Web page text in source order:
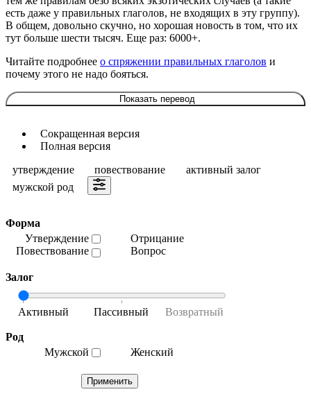
есть даже у правильных глаголов, не входящих в эту группу).
В общем, довольно скучно, но хорошая новость в том, что их
тут больше шести тысяч. Еще раз: 6000+.
Читайте подробнее о спряжении правильных глаголов и
почему этого не надо бояться.
Показать перевод
Сокращенная версия
Полная версия
утверждение
повествование
активный залог
мужской род
Форма
Утверждение
Повествование
Отрицание
Вопрос
Залог
Род
Мужской
Женский